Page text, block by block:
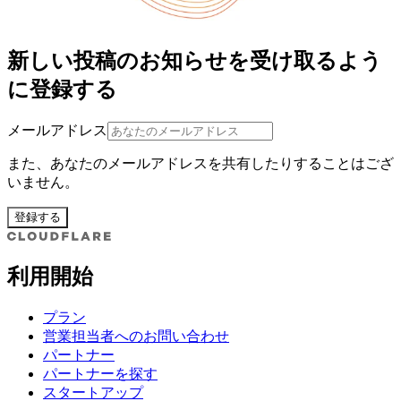
新しい投稿のお知らせを受け取るよう
に登録する
メールアドレス
また、あなたのメールアドレスを共有したりすることはござ
いません。
登録する
利用開始
プラン
営業担当者へのお問い合わせ
パートナー
パートナーを探す
スタートアップ